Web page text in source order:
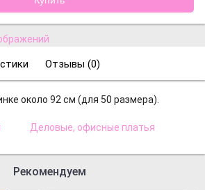
Отзывы (0)
около 92 см (для 50 размера).
Деловые, офисные платья
Рекомендуем